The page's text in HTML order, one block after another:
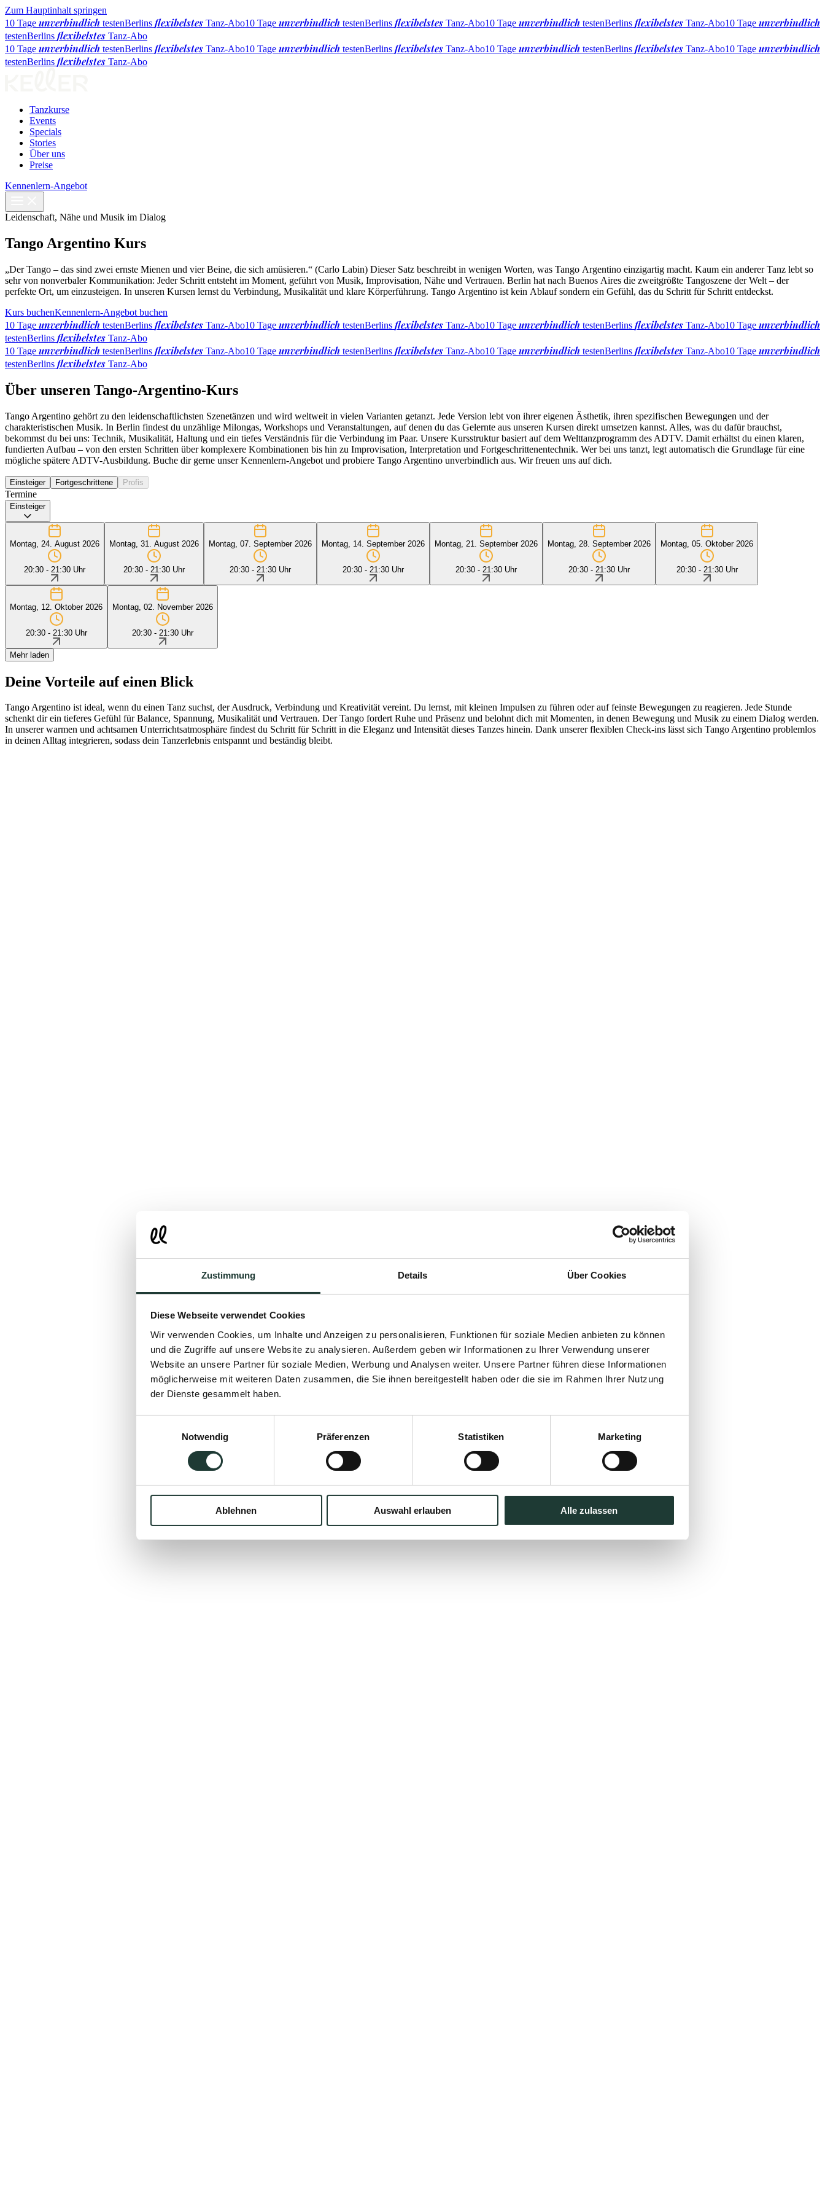
Zustimmung Details Über Cookies
Diese Webseite verwendet Cookies
Wir verwenden Cookies, um Inhalte und Anzeigen zu personalisieren, Funktionen für soziale Medien anbieten zu können
und die Zugriffe auf unsere Website zu analysieren. Außerdem geben wir Informationen zu Ihrer Verwendung unserer
Website an unsere Partner für soziale Medien, Werbung und Analysen weiter. Unsere Partner führen diese Informationen
möglicherweise mit weiteren Daten zusammen, die Sie ihnen bereitgestellt haben oder die sie im Rahmen Ihrer Nutzung
der Dienste gesammelt haben.
Notwendig
Präferenzen Statistiken Marketing
Ablehnen Auswahl erlauben Alle zulassen
Zum Hauptinhalt springen
10 Tage unverbindlich testenBerlins flexibelstes Tanz-Abo10 Tage unverbindlich testenBerlins flexibelstes Tanz-Abo10 Tage unverbindlich testenBerlins flexibelstes Tanz-Abo10 Tage unverbindlich
testenBerlins flexibelstes Tanz-Abo
10 Tage unverbindlich testenBerlins flexibelstes Tanz-Abo10 Tage unverbindlich testenBerlins flexibelstes Tanz-Abo10 Tage unverbindlich testenBerlins flexibelstes Tanz-Abo10 Tage unverbindlich
testenBerlins flexibelstes Tanz-Abo
Tanzkurse
Events
Specials
Stories
Über uns
Preise
Kennenlern-Angebot
Leidenschaft, Nähe und Musik im Dialog
Tango Argentino Kurs
„Der Tango – das sind zwei ernste Mienen und vier Beine, die sich amüsieren.“ (Carlo Labin) Dieser Satz beschreibt in wenigen Worten, was Tango Argentino einzigartig macht. Kaum ein anderer Tanz lebt so
sehr von nonverbaler Kommunikation: Jeder Schritt entsteht im Moment, geführt von Musik, Improvisation, Nähe und Vertrauen. Berlin hat nach Buenos Aires die zweitgrößte Tangoszene der Welt – der
perfekte Ort, um einzusteigen. In unseren Kursen lernst du Verbindung, Musikalität und klare Körperführung. Tango Argentino ist kein Ablauf sondern ein Gefühl, das du Schritt für Schritt entdeckst.
Kurs buchenKennenlern-Angebot buchen
10 Tage unverbindlich testenBerlins flexibelstes Tanz-Abo10 Tage unverbindlich testenBerlins flexibelstes Tanz-Abo10 Tage unverbindlich testenBerlins flexibelstes Tanz-Abo10 Tage unverbindlich
testenBerlins flexibelstes Tanz-Abo
10 Tage unverbindlich testenBerlins flexibelstes Tanz-Abo10 Tage unverbindlich testenBerlins flexibelstes Tanz-Abo10 Tage unverbindlich testenBerlins flexibelstes Tanz-Abo10 Tage unverbindlich
testenBerlins flexibelstes Tanz-Abo
Über unseren Tango-Argentino-Kurs
Tango Argentino gehört zu den leidenschaftlichsten Szenetänzen und wird weltweit in vielen Varianten getanzt. Jede Version lebt von ihrer eigenen Ästhetik, ihren spezifischen Bewegungen und der
charakteristischen Musik. In Berlin findest du unzählige Milongas, Workshops und Veranstaltungen, auf denen du das Gelernte aus unseren Kursen direkt umsetzen kannst. Alles, was du dafür brauchst,
bekommst du bei uns: Technik, Musikalität, Haltung und ein tiefes Verständnis für die Verbindung im Paar. Unsere Kursstruktur basiert auf dem Welttanzprogramm des ADTV. Damit erhältst du einen klaren,
fundierten Aufbau – von den ersten Schritten über komplexere Kombinationen bis hin zu Improvisation, Interpretation und Fortgeschrittenentechnik. Wer bei uns tanzt, legt automatisch die Grundlage für eine
mögliche spätere ADTV-Ausbildung. Buche dir gerne unser Kennenlern-Angebot und probiere Tango Argentino unverbindlich aus. Wir freuen uns auf dich.
Einsteiger Fortgeschrittene Profis
Termine
Einsteiger
Montag, 24. August 2026
20:30 - 21:30 Uhr
Montag, 31. August 2026
20:30 - 21:30 Uhr
Montag, 07. September 2026
20:30 - 21:30 Uhr
Montag, 14. September 2026
20:30 - 21:30 Uhr
Montag, 21. September 2026
20:30 - 21:30 Uhr
Montag, 28. September 2026
20:30 - 21:30 Uhr
Montag, 05. Oktober 2026
20:30 - 21:30 Uhr
Montag, 12. Oktober 2026
20:30 - 21:30 Uhr
Montag, 02. November 2026
20:30 - 21:30 Uhr
Mehr laden
Deine Vorteile auf einen Blick
Tango Argentino ist ideal, wenn du einen Tanz suchst, der Ausdruck, Verbindung und Kreativität vereint. Du lernst, mit kleinen Impulsen zu führen oder auf feinste Bewegungen zu reagieren. Jede Stunde
schenkt dir ein tieferes Gefühl für Balance, Spannung, Musikalität und Vertrauen. Der Tango fordert Ruhe und Präsenz und belohnt dich mit Momenten, in denen Bewegung und Musik zu einem Dialog werden.
In unserer warmen und achtsamen Unterrichtsatmosphäre findest du Schritt für Schritt in die Eleganz und Intensität dieses Tanzes hinein. Dank unserer flexiblen Check-ins lässt sich Tango Argentino problemlos
in deinen Alltag integrieren, sodass dein Tanzerlebnis entspannt und beständig bleibt.